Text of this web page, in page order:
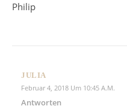
Philip
JULIA
Februar 4, 2018 Um 10:45 A.m.
Antworten